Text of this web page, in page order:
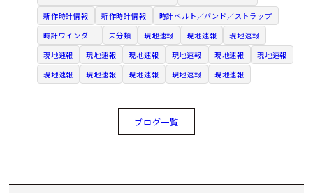
新作時計情報
新作時計情報
時計ベルト／バンド／ストラップ
時計ワインダー
未分類 現地速報 現地速報
現地速報
現地速報
現地速報 現地速報 現地速報 現地速報
現地速報
現地速報
現地速報 現地速報 現地速報 現地速報
ブログ一覧